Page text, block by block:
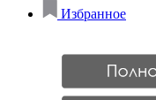
Избранное